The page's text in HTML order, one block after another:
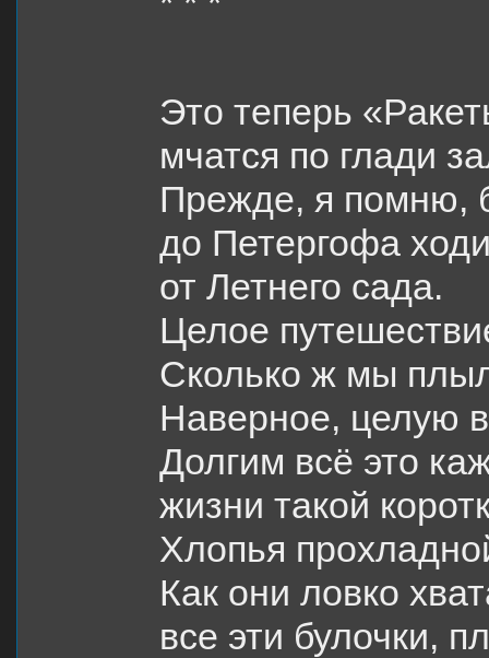
Это теперь
мчатся по глади
Прежде, я помню,
до Петергофа
от Летнего сада.
Целое
Сколько ж мы
Наверное, целую
Долгим всё это
жизни такой
Хлопья
Как они ловко
все эти булочки,